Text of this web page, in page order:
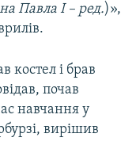
Павла І – ред.)»,
костел і брав
почав
навчання у
вирішив